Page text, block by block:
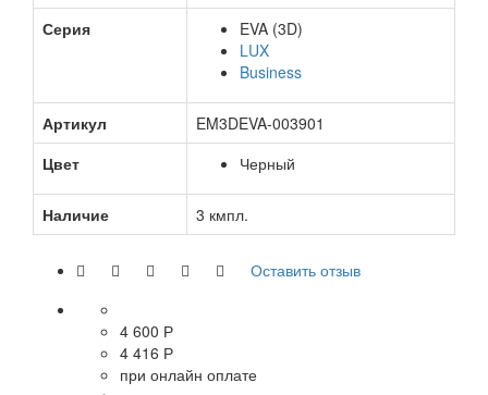
Серия
EVA (3D)
LUX
Business
Артикул
EM3DEVA-003901
Цвет
Черный
Наличие 3 кмпл.
Оставить отзыв
4 600 Р
4 416 Р
при онлайн оплате